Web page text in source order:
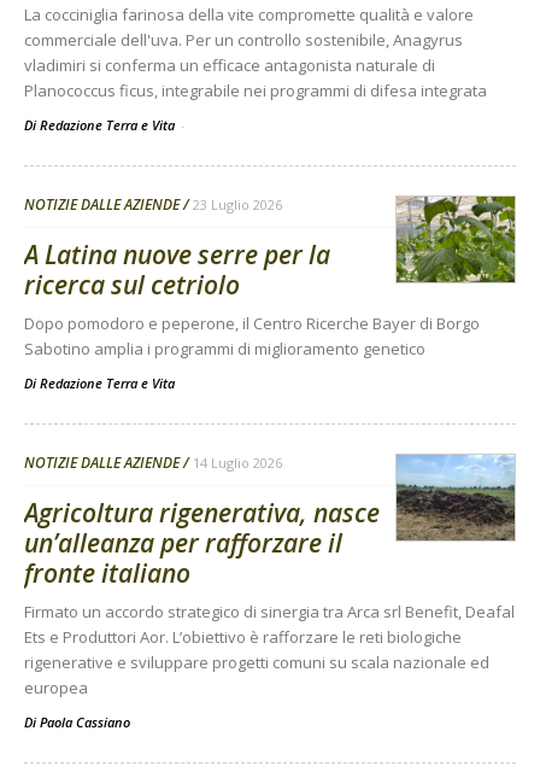
La cocciniglia farinosa della vite compromette qualità e valore
commerciale dell'uva. Per un controllo sostenibile, Anagyrus
vladimiri si conferma un efficace antagonista naturale di
Planococcus ficus, integrabile nei programmi di difesa integrata
Di Redazione Terra e Vita -
NOTIZIE DALLE AZIENDE 23 Luglio 2026
A Latina nuove serre per la
ricerca sul cetriolo
Dopo pomodoro e peperone, il Centro Ricerche Bayer di Borgo
Sabotino amplia i programmi di miglioramento genetico
Di Redazione Terra e Vita
NOTIZIE DALLE AZIENDE 14 Luglio 2026
Agricoltura rigenerativa, nasce
un’alleanza per rafforzare il
fronte italiano
Firmato un accordo strategico di sinergia tra Arca srl Benefit, Deafal
Ets e Produttori Aor. L’obiettivo è rafforzare le reti biologiche
rigenerative e sviluppare progetti comuni su scala nazionale ed
europea
Di Paola Cassiano